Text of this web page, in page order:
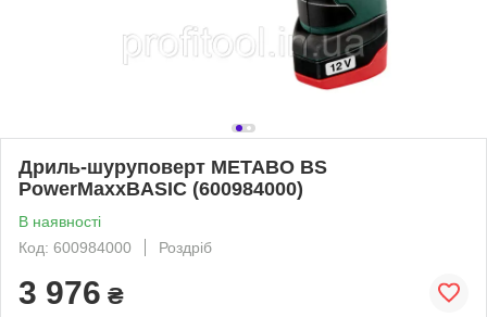
Дриль-шуруповерт METABO BS
PowerMaxxBASIC (600984000)
В наявності
Код: 600984000
Роздріб
3 976 ₴